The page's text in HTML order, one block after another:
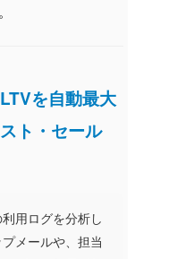
を自動最大
ト・セール
用ログを分析し
メールや、担当